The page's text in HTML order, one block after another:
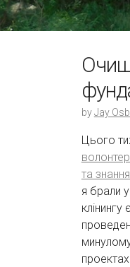
byJay
Цього
та
я брали